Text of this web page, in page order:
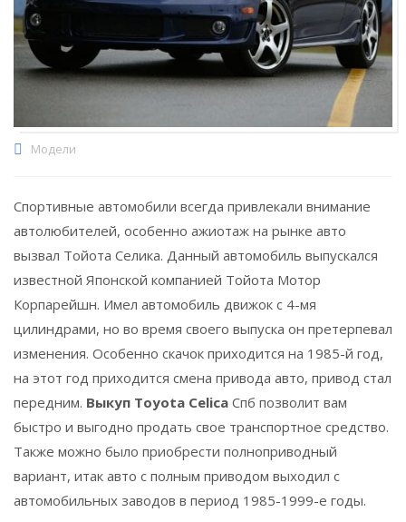
Модели
Спортивные автомобили всегда привлекали внимание
автолюбителей, особенно ажиотаж на рынке авто
вызвал Тойота Селика. Данный автомобиль выпускался
известной Японской компанией Тойота Мотор
Корпарейшн. Имел автомобиль движок с 4-мя
цилиндрами, но во время своего выпуска он претерпевал
изменения. Особенно скачок приходится на 1985-й год,
на этот год приходится смена привода авто, привод стал
передним. Выкуп Toyota Celica Спб позволит вам
быстро и выгодно продать свое транспортное средство.
Также можно было приобрести полноприводный
вариант, итак авто с полным приводом выходил с
автомобильных заводов в период 1985-1999-е годы.